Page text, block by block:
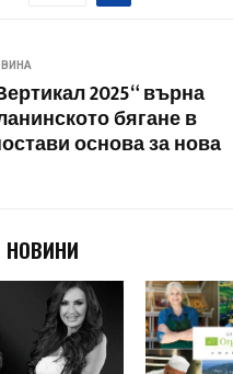
2025“ върна
бягане в
основа за нова
НОВИНИ